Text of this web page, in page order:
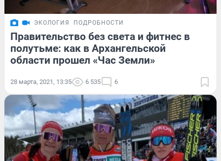
ЭКОЛОГИЯ ПОДРОБНОСТИ
Правительство без света и фитнес в
полутьме: как в Архангельской
области прошел «Час Земли»
28 марта, 2021, 13:35 6 535 6